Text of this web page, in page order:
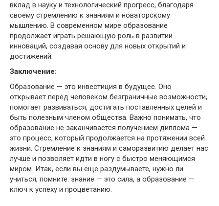
вклад в науку и технологический прогресс, благодаря
своему стремлению к знаниям и новаторскому
мышлению. В современном мире образование
продолжает играть решающую роль в развитии
инноваций, создавая основу для новых открытий и
достижений.
Заключение:
Образование — это инвестиция в будущее. Оно
открывает перед человеком безграничные возможности,
помогает развиваться, достигать поставленных целей и
быть полезным членом общества. Важно понимать, что
образование не заканчивается получением диплома —
это процесс, который продолжается на протяжении всей
жизни. Стремление к знаниям и саморазвитию делает нас
лучше и позволяет идти в ногу с быстро меняющимся
миром. Итак, если вы еще раздумываете, нужно ли
учиться, помните: знание — это сила, а образование —
ключ к успеху и процветанию.